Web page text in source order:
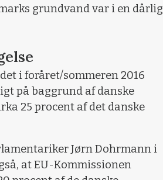
grundvand var i en dårlig
i foråret/sommeren 2016
på baggrund af danske
25 procent af det danske
Jørn Dohrmann i
at EU-Kommissionen